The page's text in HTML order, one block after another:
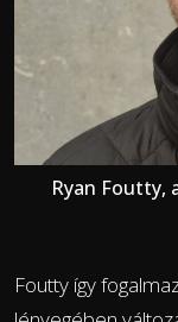
Ryan Foutty,
Foutty így